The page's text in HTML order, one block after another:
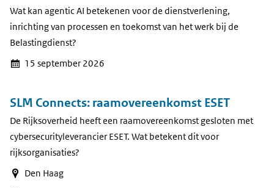
Wat kan agentic AI betekenen voor de dienstverlening,
inrichting van processen en toekomst van het werk bij de
Belastingdienst?
15 september 2026
SLM Connects: raamovereenkomst ESET
De Rijksoverheid heeft een raamovereenkomst gesloten met
cybersecurityleverancier ESET. Wat betekent dit voor
rijksorganisaties?
Den Haag